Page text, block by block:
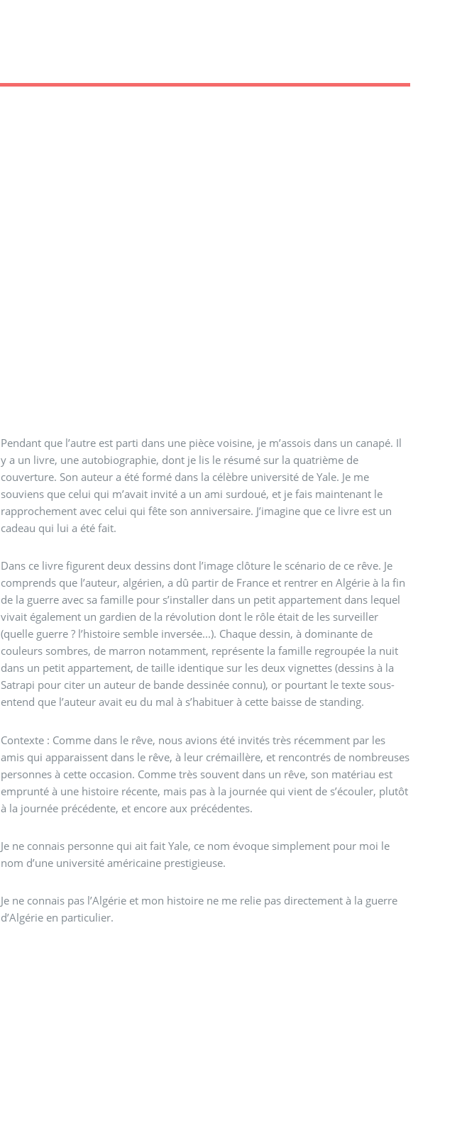
Pendant que l’autre est parti dans une pièce voisine, je m’assois dans un canapé. Il
y a un livre, une autobiographie, dont je lis le résumé sur la quatrième de
couverture. Son auteur a été formé dans la célèbre université de Yale. Je me
souviens que celui qui m’avait invité a un ami surdoué, et je fais maintenant le
rapprochement avec celui qui fête son anniversaire. J’imagine que ce livre est un
cadeau qui lui a été fait.
Dans ce livre figurent deux dessins dont l’image clôture le scénario de ce rêve. Je
comprends que l’auteur, algérien, a dû partir de France et rentrer en Algérie à la fin
de la guerre avec sa famille pour s’installer dans un petit appartement dans lequel
vivait également un gardien de la révolution dont le rôle était de les surveiller
(quelle guerre ? l’histoire semble inversée...). Chaque dessin, à dominante de
couleurs sombres, de marron notamment, représente la famille regroupée la nuit
dans un petit appartement, de taille identique sur les deux vignettes (dessins à la
Satrapi pour citer un auteur de bande dessinée connu), or pourtant le texte sous-
entend que l’auteur avait eu du mal à s’habituer à cette baisse de standing.
Contexte : Comme dans le rêve, nous avions été invités très récemment par les
amis qui apparaissent dans le rêve, à leur crémaillère, et rencontrés de nombreuses
personnes à cette occasion. Comme très souvent dans un rêve, son matériau est
emprunté à une histoire récente, mais pas à la journée qui vient de s’écouler, plutôt
à la journée précédente, et encore aux précédentes.
Je ne connais personne qui ait fait Yale, ce nom évoque simplement pour moi le
nom d’une université américaine prestigieuse.
Je ne connais pas l’Algérie et mon histoire ne me relie pas directement à la guerre
d’Algérie en particulier.